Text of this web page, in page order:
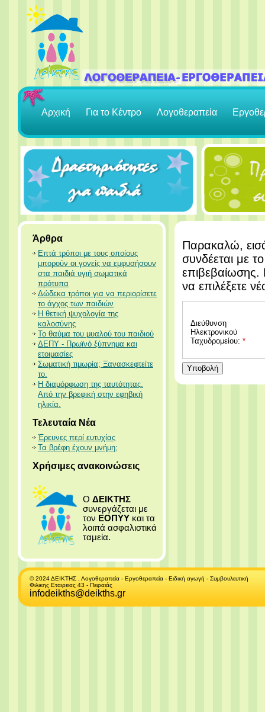
Αρχική Για το Κέντρο Λογοθεραπεία
Άρθρα
Επτά τρόποι με τους οποίους
μπορούν οι γονείς να εμφυσήσουν
στα παιδιά υγιή σωματικά
πρότυπα
Δώδεκα τρόποι για να περιορίσετε
το άγχος των παιδιών
Η θετική ψυχολογία της
καλοσύνης
Το θαύμα του μυαλού του παιδιού
ΔΕΠΥ - Πρωϊνό ξύπνημα και
ετοιμασίες
Σωματική τιμωρία; Ξανασκεφτείτε
το.
Η διαμόρφωση της ταυτότητας.
Από την βρεφική στην εφηβική
ηλικία.
Τελευταία Νέα
Έρευνες περί ευτυχίας
Τα βρέφη έχουν μνήμη;
Χρήσιμες ανακοινώσεις
Ο ΔΕΙΚΤΗΣ
συνεργάζεται με
τον ΕΟΠΥΥ και τα
λοιπά ασφαλιστικά
ταμεία.
Παρακαλώ,
συνδέεται με
επιβεβαίωσης.
να επιλέξετε
Διεύθυνση
Ηλεκτρονικού
Ταχυδρομείου: *
Υποβολή
© 2024 ΔΕΙΚΤΗΣ , Λογοθεραπεία - Εργοθεραπεία - Ειδική αγωγή - Συμβουλευτική
Φιλικης Εταιρειας 43 - Πειραιάς
infodeikths@deikths.gr